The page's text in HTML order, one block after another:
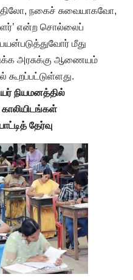
நகைச் சுவையாகவோ,
என்ற சொல்லைப்
மீது
அரசுக்கு ஆணையம்
கூறப்பட்டுள்ளது.
நியமனத்தில்
தேர்வு